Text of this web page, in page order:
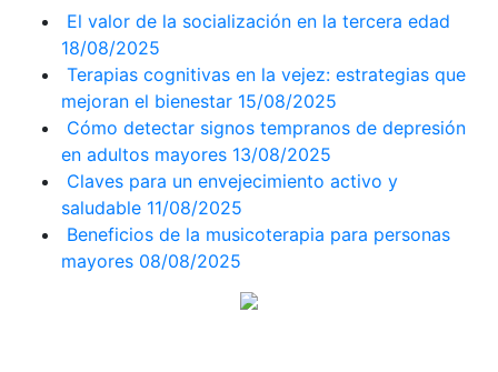
El valor de la socialización en la tercera edad
18/08/2025
Terapias cognitivas en la vejez: estrategias que
mejoran el bienestar 15/08/2025
Cómo detectar signos tempranos de depresión
en adultos mayores 13/08/2025
Claves para un envejecimiento activo y
saludable 11/08/2025
Beneficios de la musicoterapia para personas
mayores 08/08/2025